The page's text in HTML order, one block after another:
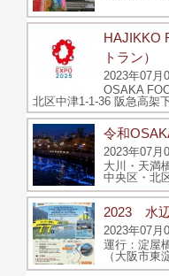
HAJIKKO
トラン）
2023年07月
OSAKA
北区中津1-1-36 阪急高架下
令和
2023年07月
大川・天満
中央区・北区
2023 水
2023年07月
運行：淀屋
（大阪市東